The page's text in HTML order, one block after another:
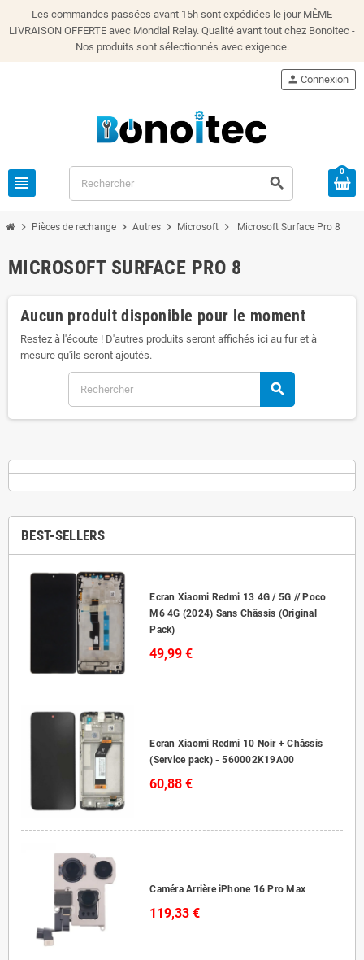
Les commandes passées avant 15h sont expédiées le jour MÊME
LIVRAISON OFFERTE avec Mondial Relay. Qualité avant tout chez Bonoitec -
Nos produits sont sélectionnés avec exigence.
view_headline search
person Connexion
0
chevron_right Pièces de rechange chevron_right Autres chevron_right Microsoft chevron_right Microsoft Surface Pro 8
BEST-SELLERS
Ecran Xiaomi Redmi 13 4G / 5G // Poco
M6 4G (2024) Sans Châssis (Original
Pack)
49,99 €
Ecran Xiaomi Redmi 10 Noir + Châssis
(Service pack) - 560002K19A00
60,88 €
Caméra Arrière iPhone 16 Pro Max
119,33 €
MICROSOFT SURFACE PRO 8
Aucun produit disponible pour le moment
Restez à l'écoute ! D'autres produits seront affichés ici au fur et à
mesure qu'ils seront ajoutés.
search